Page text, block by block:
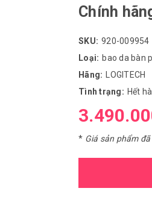
Chính
SKU: 920-009954
Loại: bao da bàn
Hãng:
LOGITECH
Tình trạng: Hết
* Giá sản phẩm